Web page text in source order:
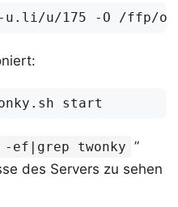
-ef|grep twonky ”
des Servers zu sehen